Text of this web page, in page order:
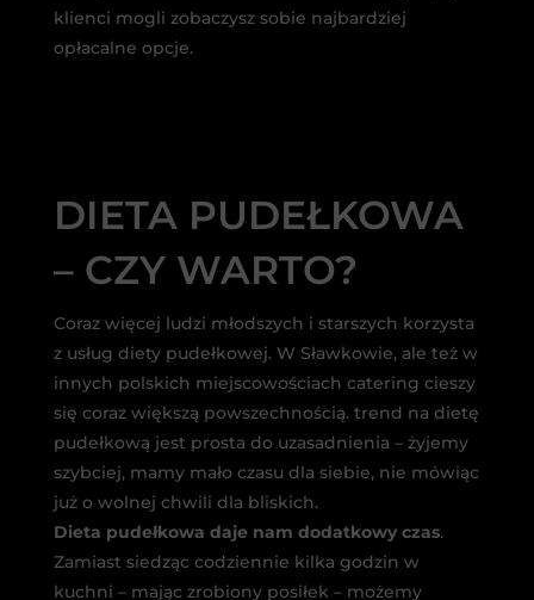
klienci mogli zobaczysz sobie najbardziej
opłacalne opcje.
DIETA PUDEŁKOWA
– CZY WARTO?
Coraz więcej ludzi młodszych i starszych korzysta
z usług diety pudełkowej. W Sławkowie, ale też w
innych polskich miejscowościach catering cieszy
się coraz większą powszechnością. trend na dietę
pudełkową jest prosta do uzasadnienia – żyjemy
szybciej, mamy mało czasu dla siebie, nie mówiąc
już o wolnej chwili dla bliskich.
Dieta pudełkowa daje nam dodatkowy czas.
Zamiast siedząc codziennie kilka godzin w
kuchni – mając zrobiony posiłek – możemy